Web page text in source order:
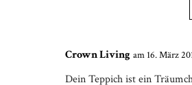
Crown Living am 16. März
Dein Teppich ist ein